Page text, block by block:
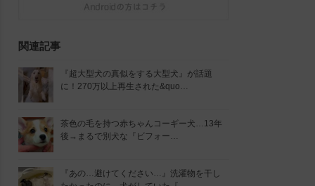
関連記事
『超大型犬の真似をする大型犬』が話題
に！270万以上再生された&quo…
茶色の毛を持つ赤ちゃんコーギー犬…13年
後→まるで別犬な『ビフォー…
『あの…避けてください…』洗濯物を干し